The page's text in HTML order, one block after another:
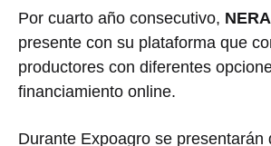
Por cuarto año consecutivo, NERA
presente con su plataforma que
productores con diferentes
financiamiento online.
Durante Expoagro se presentarán